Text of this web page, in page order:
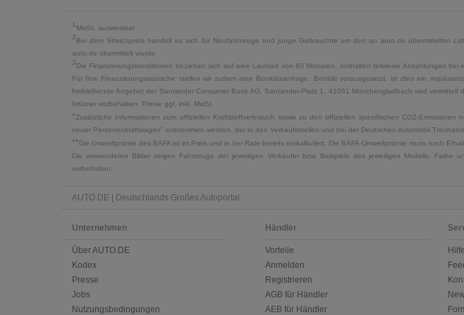
1 MwSt. ausweisbar
2Bei dem Streichpreis handelt es sich für Neufahrzeuge und junge Gebrauchte um den an auto.de übermittelten
auto.de übermittelt wurde.
3Die Finanzierungskonditionen beziehen sich auf eine Laufzeit von 60 Monaten, enthalten teilweise Anzahlungen
Für Ihre Finanzierungswünsche stellen wir zudem eine Bonitätsanfrage. Bonität vorausgesetzt, ist dies ein
freibleibende Angebot der Santander Consumer Bank AG, Santander-Platz 1, 41061 Mönchengladbach wird
Irrtümer vorbehalten. Preise ggf. inkl. MwSt.
*Zusätzliche Informationen zum offiziellen Kraftstoffverbrauch sowie zu den offiziellen spezifischen CO2-
neuer Personenkraftwagen" entnommen werden, der in den Verkaufsstellen und bei der Deutschen Automobil
**Die Umweltprämie des BAFA ist im Preis und in der Rate bereits einkalkuliert. Die BAFA-Umweltprämie muss nach
Die verwendeten Bilder zeigen Fahrzeuge der jeweiligen Verkäufer bzw. Beispiele des jeweiligen Modells.
vorbehalten.
AUTO.DE | Deutschlands Großes Autoportal
Unternehmen
Über AUTO.DE
Kodex
Presse
Jobs
Nutzungsbedingungen
Händler
Vorteile
Anmelden
Registrieren
AGB für Händler
AEB für Händler
Hilfe